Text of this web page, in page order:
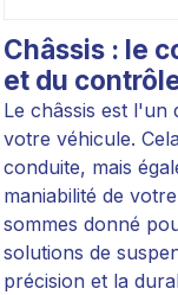
Châssis : le
et du
Le châssis est l'un
votre véhicule.
conduite, mais
maniabilité de
sommes donné
solutions de
précision et la